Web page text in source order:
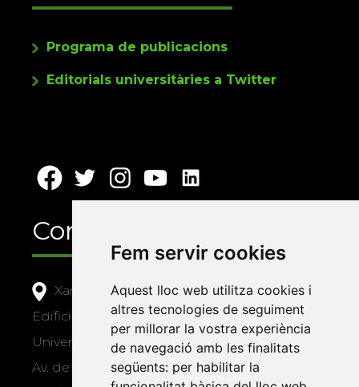
Fem servir cookies
Aquest lloc web utilitza cookies i
altres tecnologies de seguiment
per millorar la vostra experiència
de navegació amb les finalitats
següents: per habilitar la
Programa de publicacions
Editorials universitàries a Twitter
Contacte
Xarxa Vives d'Universitats
Edifici Àgora
Universitat Jaume I, local 10
Av. de Vicent Sos Baynat, s/n